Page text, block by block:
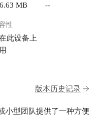
MB --
性
此设备上
版本历史记录
小型团队提供了一种方便